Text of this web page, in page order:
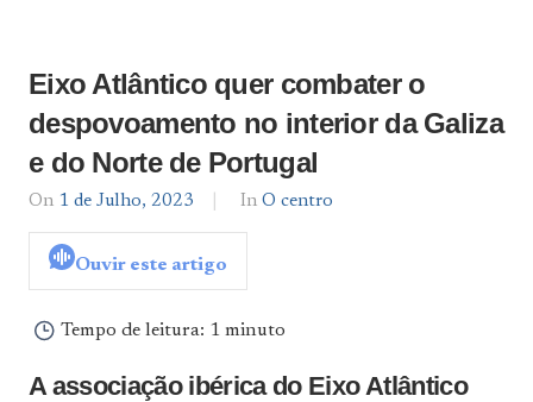
Eixo Atlântico quer combater o
despovoamento no interior da Galiza
e do Norte de Portugal
On 1 de Julho, 2023
By
In O centro
Ouvir este artigo
Tempo de leitura: 1 minuto
A associação ibérica do Eixo Atlântico